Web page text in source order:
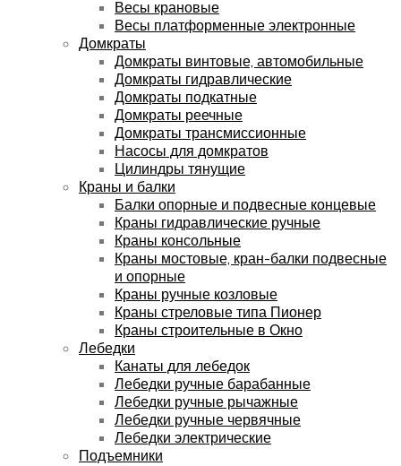
Весы крановые
Весы платформенные электронные
Домкраты
Домкраты винтовые, автомобильные
Домкраты гидравлические
Домкраты подкатные
Домкраты реечные
Домкраты трансмиссионные
Насосы для домкратов
Цилиндры тянущие
Краны и балки
Балки опорные и подвесные концевые
Краны гидравлические ручные
Краны консольные
Краны мостовые, кран-балки подвесные
и опорные
Краны ручные козловые
Краны стреловые типа Пионер
Краны строительные в Окно
Лебедки
Канаты для лебедок
Лебедки ручные барабанные
Лебедки ручные рычажные
Лебедки ручные червячные
Лебедки электрические
Подъемники